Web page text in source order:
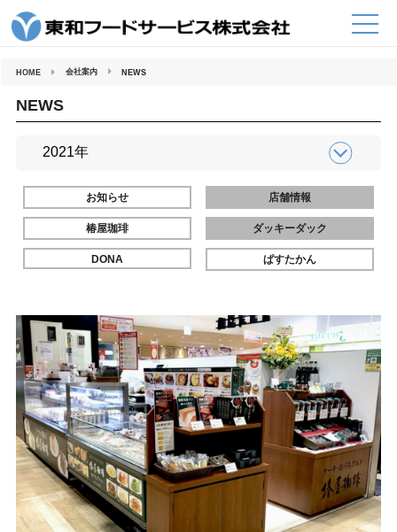
HOME 会社案内 NEWS
NEWS
お知らせ 店舗情報
椿屋珈琲 ダッキーダック
DONA ぱすたかん